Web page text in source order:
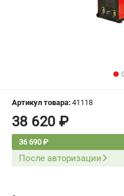
СЕРВИС
МАГАЗИНЫ
ПОДДЕРЖКА
Артикул товара: 41118
38 620 ₽
36 690 ₽
После авторизации